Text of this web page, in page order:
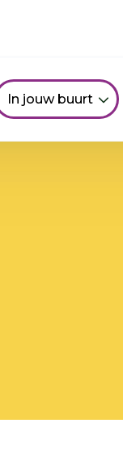
Subsidies &
In jouw buurt